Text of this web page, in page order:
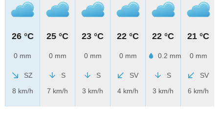
26 °C
0 mm
SZ
8 km/h
25 °C
0 mm
S
7 km/h
23 °C
0 mm
S
3 km/h
22 °C
0 mm
SV
4 km/h
22 °C
0.2 mm
S
3 km/h
21 °C
0 mm
SV
6 km/h